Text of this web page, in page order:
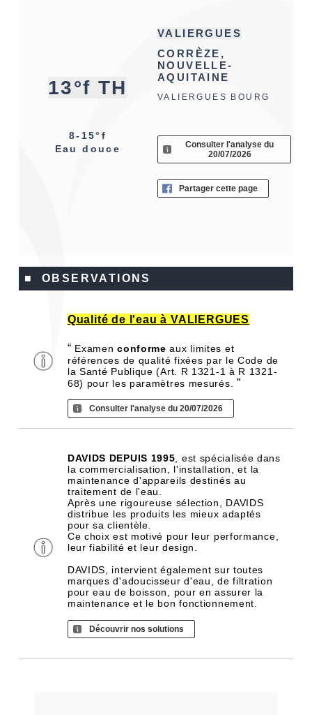
13°f TH
8-15°f
Eau douce
VALIERGUES
CORRÈZE,
NOUVELLE-
AQUITAINE
VALIERGUES BOURG
Consulter l'analyse du
20/07/2026
Partager cette page
■ OBSERVATIONS
Qualité de l'eau à VALIERGUES
“ Examenconforme aux limites et
références de qualité fixées par le Code de
la Santé Publique (Art. R 1321-1 à R 1321-
68) pour les paramètres mesurés. ”
Consulter l'analyse du 20/07/2026
DAVIDS DEPUIS 1995 , est spécialisée dans
la commercialisation, l'installation, et la
maintenance d'appareils destinés au
traitement de l'eau.
Après une rigoureuse sélection, DAVIDS
distribue les produits les mieux adaptés
pour sa clientèle.
Ce choix est motivé pour leur performance,
leur fiabilité et leur design.
DAVIDS, intervient également sur toutes
marques d'adoucisseur d'eau, de filtration
pour eau de boisson, pour en assurer la
maintenance et le bon fonctionnement.
Découvrir nos solutions